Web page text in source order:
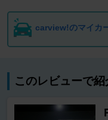
carview!のマイカ
このレビューで